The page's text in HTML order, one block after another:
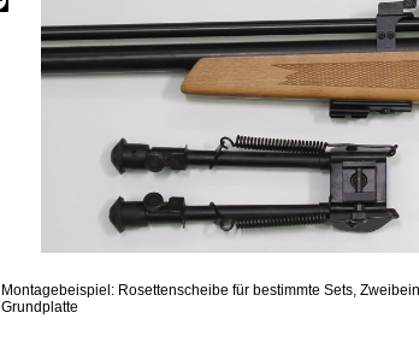
Montagebeispiel: Rosettenscheibe für bestimmte Sets,
Grundplatte